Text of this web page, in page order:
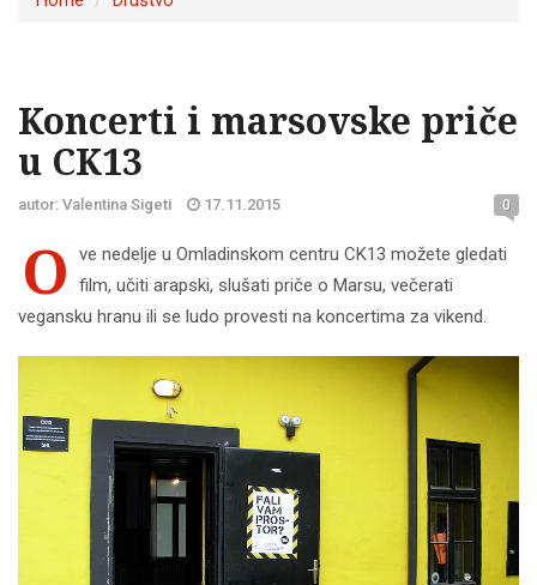
Koncerti i marsovske priče
u CK13
autor: Valentina Sigeti 17.11.2015 0
O
ve nedelje u Omladinskom centru CK13 možete gledati
film, učiti arapski, slušati priče o Marsu, večerati
vegansku hranu ili se ludo provesti na koncertima za vikend.